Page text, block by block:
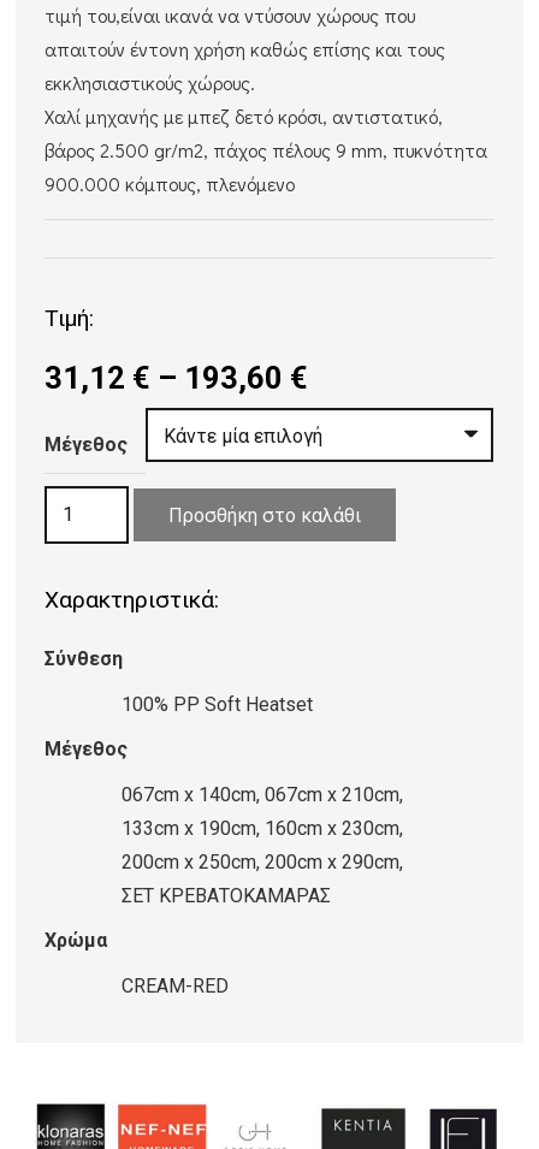
τιμή του,είναι ικανά να ντύσουν χώρους που
απαιτούν έντονη χρήση καθώς επίσης και τους
εκκλησιαστικούς χώρους.
Χαλί μηχανής με μπεζ δετό κρόσι, αντιστατικό,
βάρος 2.500 gr/m2, πάχος πέλους 9 mm, πυκνότητα
900.000 κόμπους, πλενόμενο
Τιμή:
31,12 € – 193,60 €
range:
31,12 €
193,60 €
Μέγεθος
Red
Προσθήκη στο καλάθι
Χαρακτηριστικά:
Σύνθεση
100% PP Soft Heatset
Μέγεθος
067cm x 140cm, 067cm x 210cm,
133cm x 190cm, 160cm x 230cm,
200cm x 250cm, 200cm x 290cm,
ΣΕΤ ΚΡΕΒΑΤΟΚΑΜΑΡΑΣ
Χρώμα
CREAM-RED